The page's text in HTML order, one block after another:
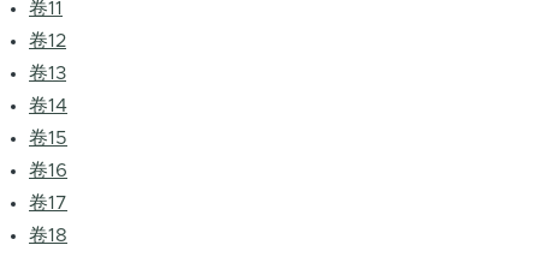
卷11
卷12
卷13
卷14
卷15
卷16
卷17
卷18